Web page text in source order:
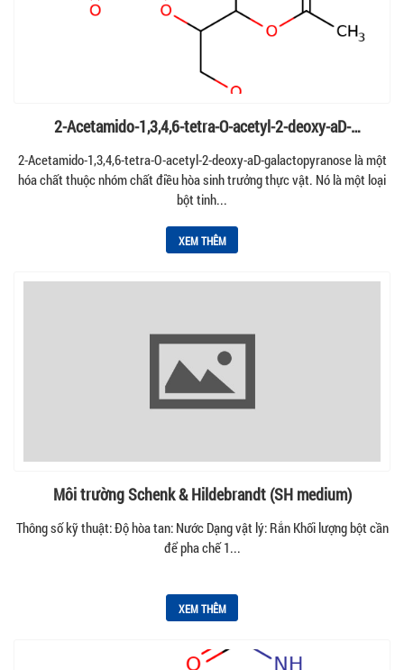
2-Acetamido-1,3,4,6-tetra-O-acetyl-2-deoxy-aD-
2-Acetamido-1,3,4,6-tetra-O-acetyl-2-deoxy-aD-galactopyranose là một
hóa chất thuộc nhóm chất điều hòa sinh trưởng thực vật. Nó là một loại
bột tinh...
XEM THÊM
Môi trường Schenk & Hildebrandt (SH medium)
Thông số kỹ thuật: Độ hòa tan: Nước Dạng vật lý: Rắn Khối lượng bột cần
để pha chế 1...
XEM THÊM